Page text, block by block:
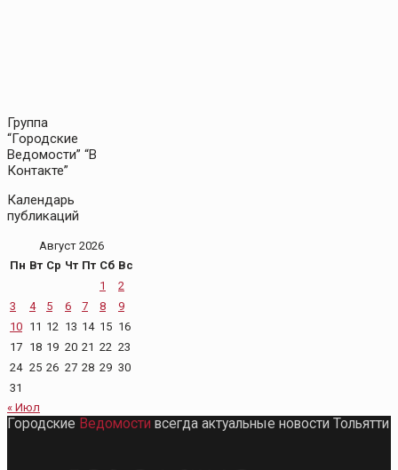
Группа
“Городские
Ведомости” “В
Контакте”
Календарь
публикаций
Август 2026
Пн Вт Ср Чт Пт Сб Вс
1
2
3
4 5 6 7 8
9
10 11 12 13 14 15 16
17 18 19 20 21 22 23
24 25 26 27 28 29 30
31
« Июл
Городские Ведомости всегда актуальные новости Тольятти